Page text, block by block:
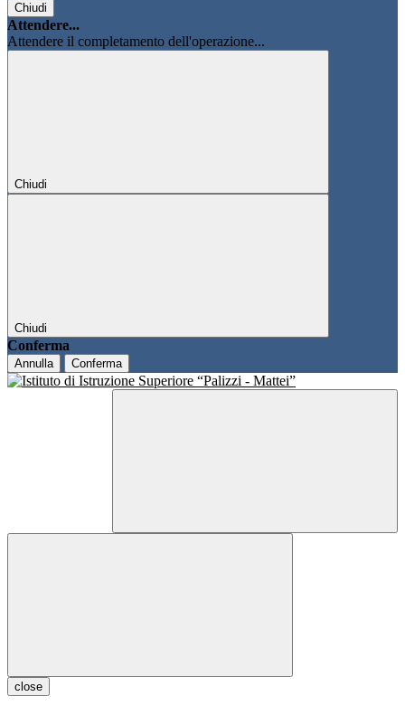
Chiudi
Attendere...
Attendere il completamento dell'operazione...
Chiudi
Chiudi
Conferma
Annulla Conferma
close